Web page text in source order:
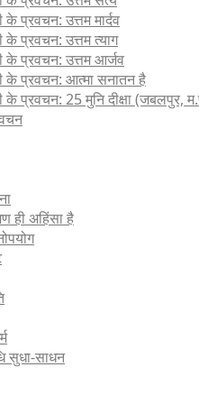
के प्रवचन: उत्तम मार्दव
के प्रवचन: उत्तम त्याग
के प्रवचन: उत्तम आर्जव
के प्रवचन: आत्मा सनातन है
के प्रवचन: 25 मुनि दीक्षा (जबलपुर,
ही अहिंसा है
सुधा-साधन